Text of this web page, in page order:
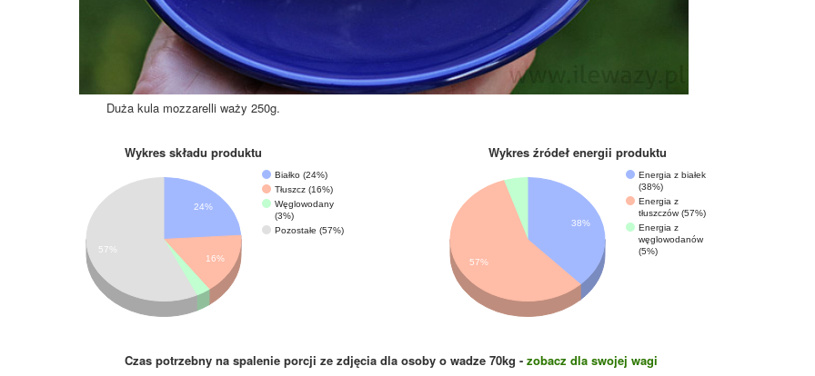
Duża kula mozzarelli waży 250g.
Wykres składu produktu
Białko (24%)
Tłuszcz (16%)
Węglowodany
(3%)
Pozostałe (57%)
24%
16%
57%
Wykres źródeł energii produktu
Energia z białek
(38%)
Energia z
tłuszczów (57%)
Energia z
węglowodanów
(5%)
38%
57%
Czas potrzebny na spalenie porcji ze zdjęcia dla osoby o wadze 70kg - zobacz dla swojej wagi